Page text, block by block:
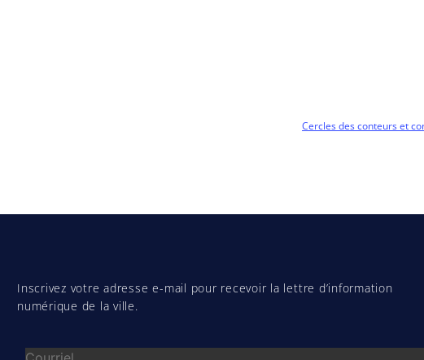
Cercles des conteurs et
Inscrivez votre adresse e-mail pour recevoir la lettre d’information
numérique de la ville.